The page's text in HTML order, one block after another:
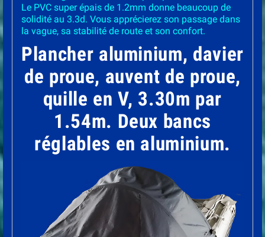
Le PVC super épais de 1.2mm donne beaucoup de
solidité au 3.3d. Vous apprécierez son passage dans
la vague, sa stabilité de route et son confort.
Plancher aluminium, davier
de proue, auvent de proue,
quille en V, 3.30m par
1.54m. Deux bancs
réglables en aluminium.